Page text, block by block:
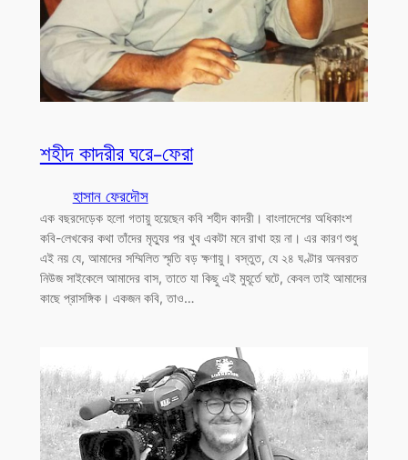
শহীদ কাদরীর ঘরে-ফেরা
হাসান ফেরদৌস
এক বছরদেড়েক হলো গতায়ু হয়েছেন কবি শহীদ কাদরী। বাংলাদেশের অধিকাংশ
কবি-লেখকের কথা তাঁদের মৃত্যুর পর খুব একটা মনে রাখা হয় না। এর কারণ শুধু
এই নয় যে, আমাদের সম্মিলিত স্মৃতি বড় ক্ষণায়ু। বস্তুত, যে ২৪ ঘণ্টার অনবরত
নিউজ সাইকেলে আমাদের বাস, তাতে যা কিছু এই মুহূর্তে ঘটে, কেবল তাই আমাদের
কাছে প্রাসঙ্গিক। একজন কবি, তাও…